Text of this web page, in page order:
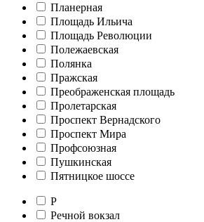
Планерная
Площадь Ильича
Площадь Революции
Полежаевская
Полянка
Пражская
Преображенская площадь
Пролетарская
Проспект Вернадского
Проспект Мира
Профсоюзная
Пушкинская
Пятницкое шоссе
Р
Речной вокзал